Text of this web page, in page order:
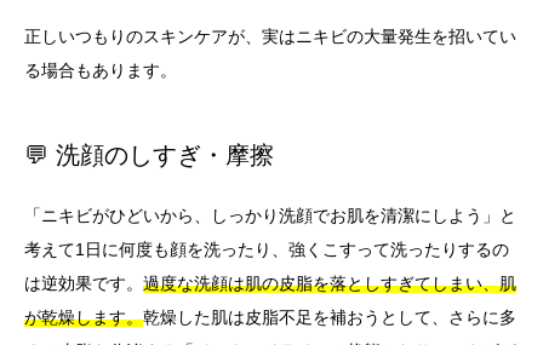
正しいつもりのスキンケアが、実はニキビの大量発生を招いてい
る場合もあります。
💬 洗顔のしすぎ・摩擦
「ニキビがひどいから、しっかり洗顔でお肌を清潔にしよう」と
考えて1日に何度も顔を洗ったり、強くこすって洗ったりするの
は逆効果です。 過度な洗顔は肌の皮脂を落としすぎてしまい、肌
が乾燥します。乾燥した肌は皮脂不足を補おうとして、さらに多